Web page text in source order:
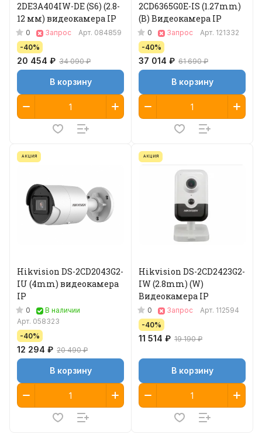
2DE3A404IW-DE (S6) (2.8-
12 мм) видеокамера IP
0 Запрос Арт. 084859
-40%
20 454 ₽ 34 090 ₽
В корзину
2CD6365G0E-IS (1.27mm)
(B) Видеокамера IP
0 Запрос Арт. 121332
-40%
37 014 ₽ 61 690 ₽
В корзину
АКЦИЯ
Hikvision DS-2CD2043G2-
IU (4mm) видеокамера
IP
0
В наличии
Арт. 058323
-40%
12 294 ₽ 20 490 ₽
В корзину
АКЦИЯ
Hikvision DS-2CD2423G2-
IW (2.8mm) (W)
Видеокамера IP
0 Запрос Арт. 112594
-40%
11 514 ₽ 19 190 ₽
В корзину